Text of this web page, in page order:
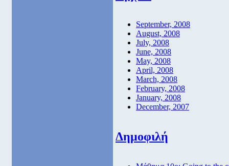
September, 2008
August, 2008
July, 2008
June, 2008
May, 2008
April, 2008
March, 2008
February, 2008
January, 2008
December, 2007
Δημοφιλή